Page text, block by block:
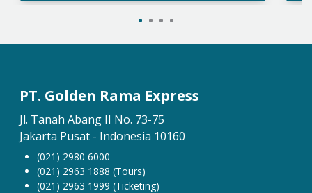
PT. Golden Rama Express
Jl. Tanah Abang II No. 73-75
Jakarta Pusat - Indonesia 10160
(021) 2980 6000
(021) 2963 1888 (Tours)
(021) 2963 1999 (Ticketing)